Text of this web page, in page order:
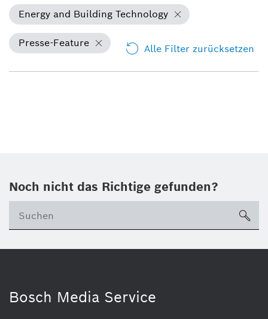
Energy and Building Technology
Presse-Feature Alle Filter zurücksetzen
Noch nicht das Richtige gefunden?
Bosch Media Service